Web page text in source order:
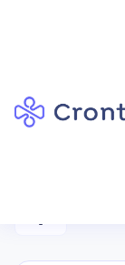
filter_alt